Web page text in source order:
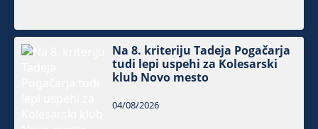
Na 8. kriteriju Tadeja Pogačarja
tudi lepi uspehi za Kolesarski
klub Novo mesto
04/08/2026